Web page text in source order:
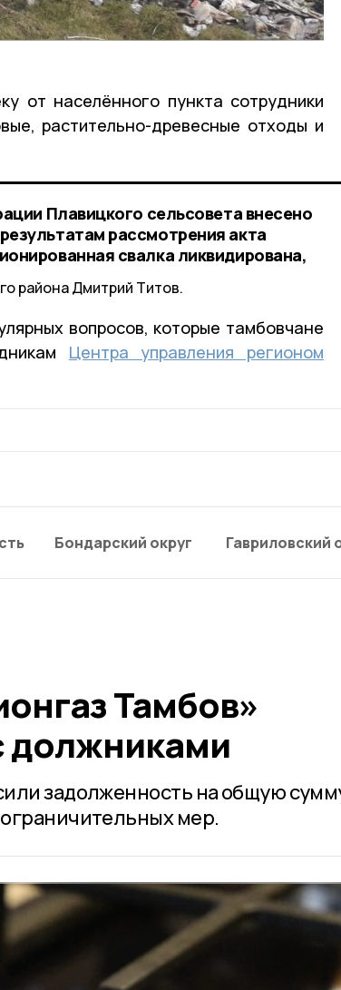
от населённого пункта сотрудники
растительно-древесные отходы и
Плавицкого сельсовета внесено
рассмотрения акта
свалка ликвидирована,
района Дмитрий Титов.
вопросов, которые тамбовчане
Центра управления регионом
Бондарский округ Гавриловский
Тамбов»
должниками
задолженность на общую
мер.